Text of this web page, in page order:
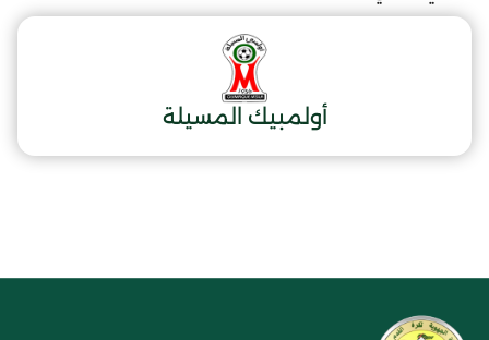
أولمبيك المسيلة